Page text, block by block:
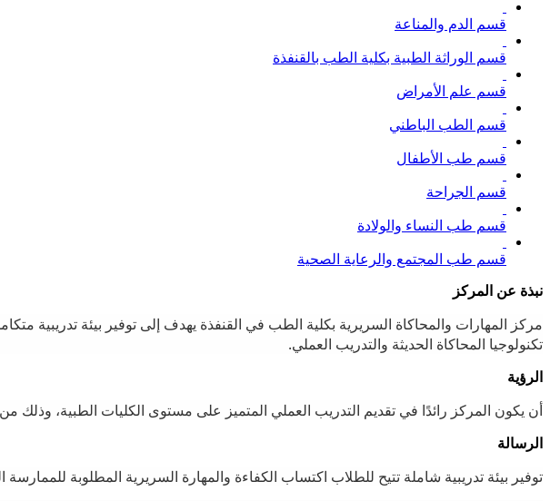
قسم الدم والمناعة
قسم الوراثة الطبية بكلية الطب بالقنفذة
قسم علم الأمراض
قسم الطب الباطني
قسم طب الأطفال
قسم الجراحة
قسم طب النساء والولادة
قسم طب المجتمع والرعاية الصحية
نبذة عن المركز
مركز المهارات والمحاكاة السريرية بكلية الطب في القنفذة يهدف إلى توفير بيئة تدريبية
تكنولوجيا المحاكاة الحديثة والتدريب العملي.
الرؤية
أن يكون المركز رائدًا في تقديم التدريب العملي المتميز على مستوى الكليات الطبية، وذلك من
الرسالة
توفير بيئة تدريبية شاملة تتيح للطلاب اكتساب الكفاءة والمهارة السريرية المطلوبة